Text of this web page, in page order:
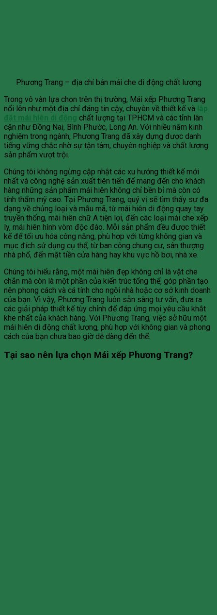
Phương Trang – địa chỉ bán mái che di động chất lượng
Trong vô vàn lựa chọn trên thị trường, Mái xếp Phương Trang
nổi lên như một địa chỉ đáng tin cậy, chuyên về thiết kế và lắp
đặt mái hiên di động chất lượng tại TPHCM và các tỉnh lân
cận như Đồng Nai, Bình Phước, Long An. Với nhiều năm kinh
nghiệm trong ngành, Phương Trang đã xây dựng được danh
tiếng vững chắc nhờ sự tận tâm, chuyên nghiệp và chất lượng
sản phẩm vượt trội.
Chúng tôi không ngừng cập nhật các xu hướng thiết kế mới
nhất và công nghệ sản xuất tiên tiến để mang đến cho khách
hàng những sản phẩm mái hiên không chỉ bền bỉ mà còn có
tính thẩm mỹ cao. Tại Phương Trang, quý vị sẽ tìm thấy sự đa
dạng về chủng loại và mẫu mã, từ mái hiên di động quay tay
truyền thống, mái hiên chữ A tiện lợi, đến các loại mái che xếp
ly, mái hiên hình vòm độc đáo. Mỗi sản phẩm đều được thiết
kế để tối ưu hóa công năng, phù hợp với từng không gian và
mục đích sử dụng cụ thể, từ ban công chung cư, sân thượng
nhà phố, đến mặt tiền cửa hàng hay khu vực hồ bơi, nhà xe.
Chúng tôi hiểu rằng, một mái hiên đẹp không chỉ là vật che
chắn mà còn là một phần của kiến trúc tổng thể, góp phần tạo
nên phong cách và cá tính cho ngôi nhà hoặc cơ sở kinh doanh
của bạn. Vì vậy, Phương Trang luôn sẵn sàng tư vấn, đưa ra
các giải pháp thiết kế tùy chỉnh để đáp ứng mọi yêu cầu khắt
khe nhất của khách hàng. Với Phương Trang, việc sở hữu một
mái hiên di động chất lượng, phù hợp với không gian và phong
cách của bạn chưa bao giờ dễ dàng đến thế.
Tại sao nên lựa chọn Mái xếp Phương Trang?